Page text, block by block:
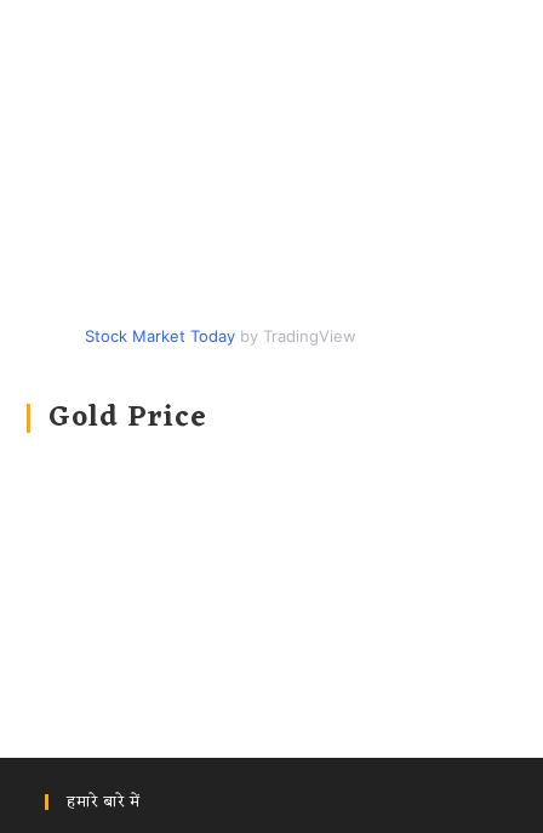
Stock Market Today by TradingView
Gold Price
हमारे बारे में